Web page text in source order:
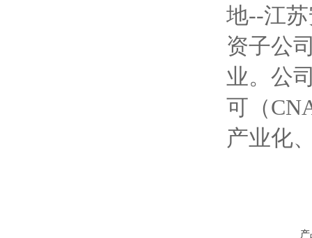
地--江
资子公
业。公
可（
产业化